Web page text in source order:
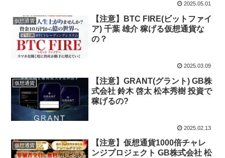
2025.05.01
仮想通貨
【注意】BTC FIRE(ビットファイ
ア) 千葉 雄介 稼げる仮想通貨な
の？
2025.03.09
仮想通貨
【注意】GRANT(グラント) GB株
式会社 鈴木 啓太 松本秀樹 投資で
稼げるの?
2025.02.13
仮想通貨
【注意】仮想通貨1000倍チャレ
ンジプロジェクト GB株式会社 松